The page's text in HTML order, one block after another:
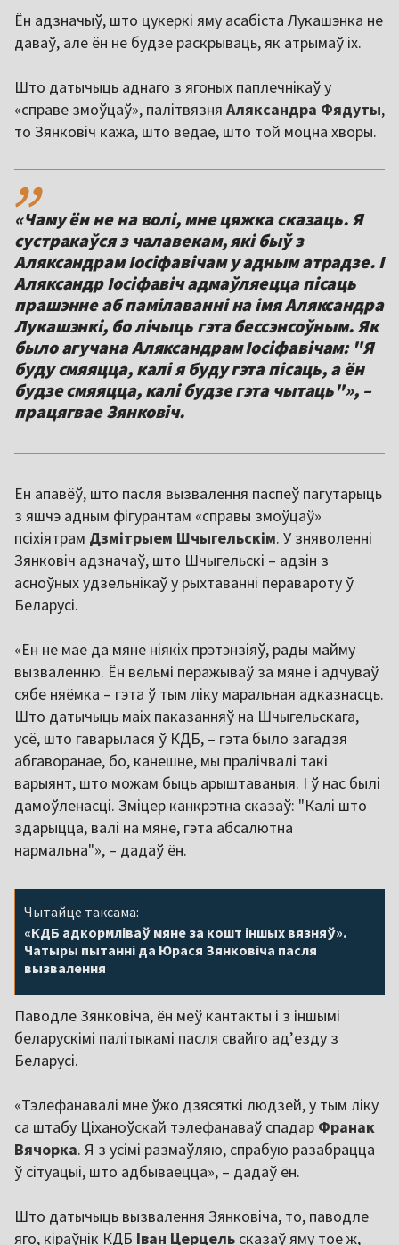
Ён адзначыў, што цукеркі яму асабіста Лукашэнка не
даваў, але ён не будзе раскрываць, як атрымаў іх.
Што датычыць аднаго з ягоных паплечнікаў у
«справе змоўцаў», палітвязня Аляксандра Фядуты,
то Зянковіч кажа, што ведае, што той моцна хворы.
,,
«Чаму ён не на волі, мне цяжка сказаць. Я
сустракаўся з чалавекам, які быў з
Аляксандрам Іосіфавічам у адным атрадзе. І
Аляксандр Іосіфавіч адмаўляецца пісаць
прашэнне аб памілаванні на імя Аляксандра
Лукашэнкі, бо лічыць гэта бессэнсоўным. Як
было агучана Аляксандрам Іосіфавічам: "Я
буду смяяцца, калі я буду гэта пісаць, а ён
будзе смяяцца, калі будзе гэта чытаць"», –
працягвае Зянковіч.
Ён апавёў, што пасля вызвалення паспеў пагутарыць
з яшчэ адным фігурантам «справы змоўцаў»
псіхіятрам Дзмітрыем Шчыгельскім. У зняволенні
Зянковіч адзначаў, што Шчыгельскі – адзін з
асноўных удзельнікаў у рыхтаванні перавароту ў
Беларусі.
«Ён не мае да мяне ніякіх прэтэнзіяў, рады майму
вызваленню. Ён вельмі перажываў за мяне і адчуваў
сябе няёмка – гэта ў тым ліку маральная адказнасць.
Што датычыць маіх паказанняў на Шчыгельскага,
усё, што гаварылася ў КДБ, – гэта было загадзя
абгаворанае, бо, канешне, мы пралічвалі такі
варыянт, што можам быць арыштаваныя. І ў нас былі
дамоўленасці. Зміцер канкрэтна сказаў: "Калі што
здарыцца, валі на мяне, гэта абсалютна
нармальна"», – дадаў ён.
Чытайце таксама:
«КДБ адкормліваў мяне за кошт іншых вязняў».
Чатыры пытанні да Юрася Зянковіча пасля
вызвалення
Паводле Зянковіча, ён меў кантакты і з іншымі
беларускімі палітыкамі пасля свайго ад’езду з
Беларусі.
«Тэлефанавалі мне ўжо дзясяткі людзей, у тым ліку
са штабу Ціханоўскай тэлефанаваў спадар Франак
Вячорка. Я з усімі размаўляю, спрабую разабрацца
ў сітуацыі, што адбываецца», – дадаў ён.
Што датычыць вызвалення Зянковіча, то, паводле
яго, кіраўнік КДБ Іван Церцель сказаў яму тое ж,